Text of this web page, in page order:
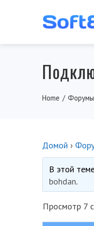
Home Форумы
Домой ›
В этой
bohdan.
Просмотр 7